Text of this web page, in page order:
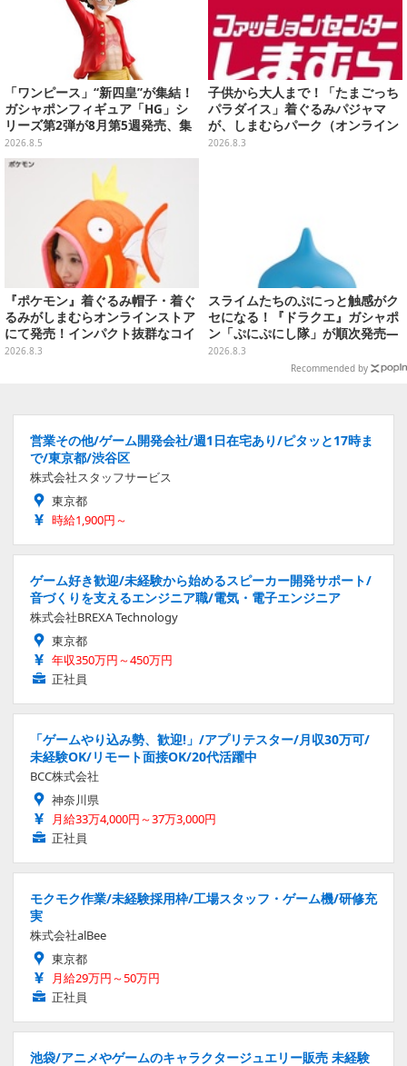
「ワンピース」“新四皇”が集結！
ガシャポンフィギュア「HG」シ
リーズ第2弾が8月第5週発売、集
めて並べたくなるクオリティ
2026.8.5
子供から大人まで！「たまごっち
パラダイス」着ぐるみパジャマ
が、しまむらパーク（オンライン
ストア）にて受注生産
2026.8.3
『ポケモン』着ぐるみ帽子・着ぐ
るみがしまむらオンラインストア
にて発売！インパクト抜群なコイ
キング、翼付きリザードンなど
2026.8.3
スライムたちのぷにっと触感がク
セになる！『ドラクエ』ガシャポ
ン「ぷにぷにし隊」が順次発売―
全4種ではぐれメタルは固め
2026.8.3
Recommended by
営業その他/ゲーム開発会社/週1日在宅あり/ピタッと17時ま
で/東京都/渋谷区
株式会社スタッフサービス
東京都
時給1,900円～
ゲーム好き歓迎/未経験から始めるスピーカー開発サポート/
音づくりを支えるエンジニア職/電気・電子エンジニア
株式会社BREXA Technology
東京都
年収350万円～450万円
正社員
「ゲームやり込み勢、歓迎!」/アプリテスター/月収30万可/
未経験OK/リモート面接OK/20代活躍中
BCC株式会社
神奈川県
月給33万4,000円～37万3,000円
正社員
モクモク作業/未経験採用枠/工場スタッフ・ゲーム機/研修充
実
株式会社alBee
東京都
月給29万円～50万円
正社員
池袋/アニメやゲームのキャラクタージュエリー販売 未経験